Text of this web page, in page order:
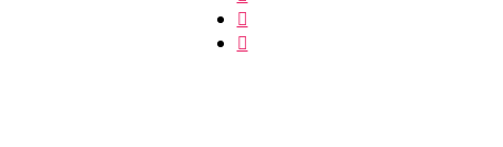
Magic
Glue